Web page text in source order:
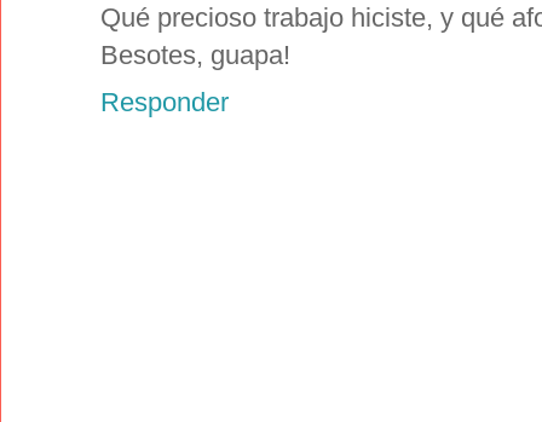
Qué precioso trabajo hiciste, y qué
Besotes, guapa!
Responder